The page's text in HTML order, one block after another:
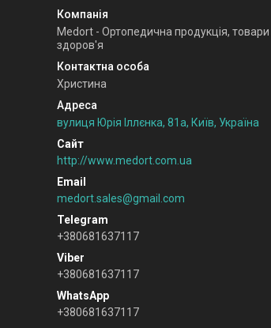
Medort - Ортопедична продукція,
здоров'я
Христина
вулиця Юрія Іллєнка, 81а, Київ, Україна
http://www.medort.com.ua
medort.sales@gmail.com
+380681637117
+380681637117
+380681637117